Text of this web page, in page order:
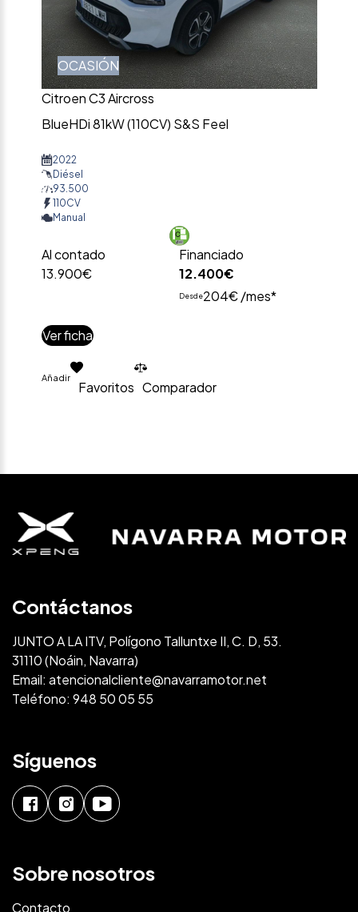
OCASIÓN
Citroen C3 Aircross
BlueHDi 81kW (110CV) S&S Feel
2022
Diésel
93.500
110CV
Manual
Al contado
13.900€
Financiado
12.400€
Desde204€ /mes*
Ver ficha
Añadir
Favoritos Comparador
Contáctanos
JUNTO A LA ITV, Polígono Talluntxe II, C. D, 53.
31110 (Noáin, Navarra)
Email: atencionalcliente@navarramotor.net
Teléfono: 948 50 05 55
Síguenos
Sobre nosotros
Contacto